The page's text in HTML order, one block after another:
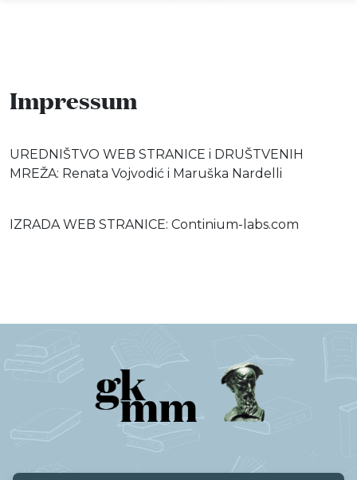
Događaji
Pretraga
Moj GKMM
Impressum
UREDNIŠTVO WEB STRANICE i DRUŠTVENIH
MREŽA: Renata Vojvodić i Maruška Nardelli
IZRADA WEB STRANICE: Continium-labs.com